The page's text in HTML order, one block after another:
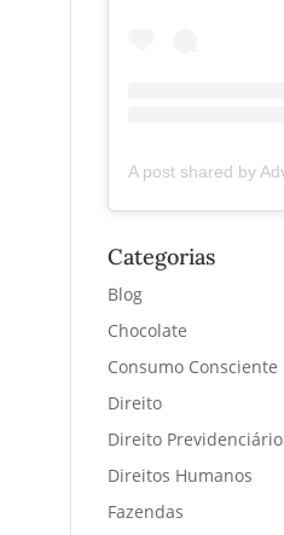
Categorias
Blog
Chocolate
Consumo Consciente
Direito
Direito Previdenciário
Direitos Humanos
Fazendas